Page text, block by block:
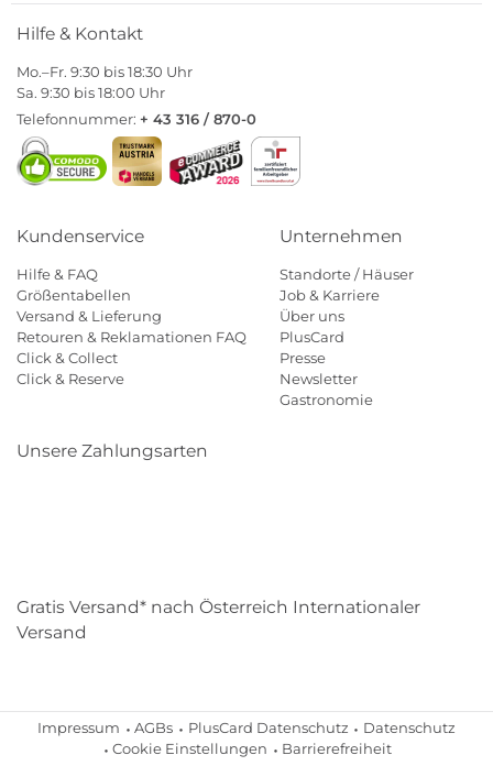
Hilfe & Kontakt
Mo.–Fr. 9:30 bis 18:30 Uhr
Sa. 9:30 bis 18:00 Uhr
Telefonnummer: + 43 316 / 870-0
Kundenservice
Hilfe & FAQ
Größentabellen
Versand & Lieferung
Retouren & Reklamationen FAQ
Click & Collect
Click & Reserve
Unternehmen
Standorte / Häuser
Job & Karriere
Über uns
PlusCard
Presse
Newsletter
Gastronomie
Unsere Zahlungsarten
Gratis Versand* nach Österreich Internationaler
Versand
Impressum AGBs PlusCard Datenschutz
Datenschutz
Cookie Einstellungen
Barrierefreiheit